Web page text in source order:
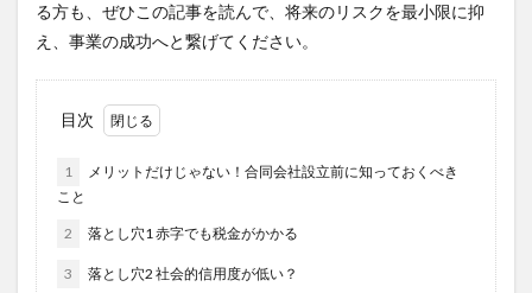
る方も、ぜひこの記事を読んで、将来のリスクを最小限に抑
え、事業の成功へと繋げてください。
目次
1
メリットだけじゃない！合同会社設立前に知っておくべき
こと
2 落とし穴1 赤字でも税金がかかる
3 落とし穴2 社会的信用度が低い？